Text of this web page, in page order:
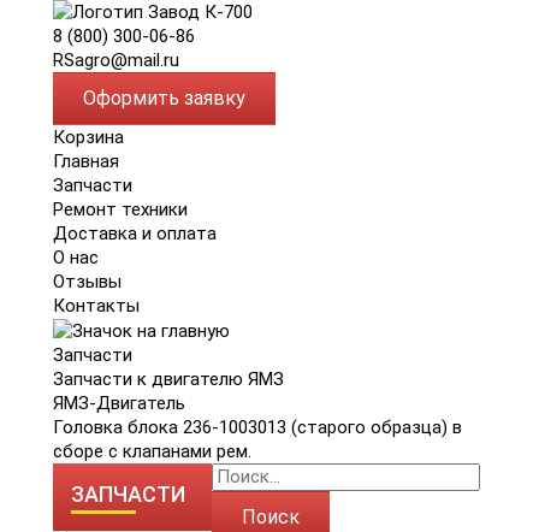
8 (800) 300-06-86
RSagro@mail.ru
Оформить заявку
Корзина
Главная
Запчасти
Ремонт техники
Доставка и оплата
О нас
Отзывы
Контакты
Запчасти
Запчасти к двигателю ЯМЗ
ЯМЗ-Двигатель
Головка блока 236-1003013 (старого образца) в
сборе с клапанами рем.
ЗАПЧАСТИ
Поиск